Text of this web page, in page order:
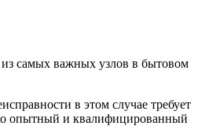
самых важных узлов в бытовом
в этом случае требует
опытный и квалифицированный